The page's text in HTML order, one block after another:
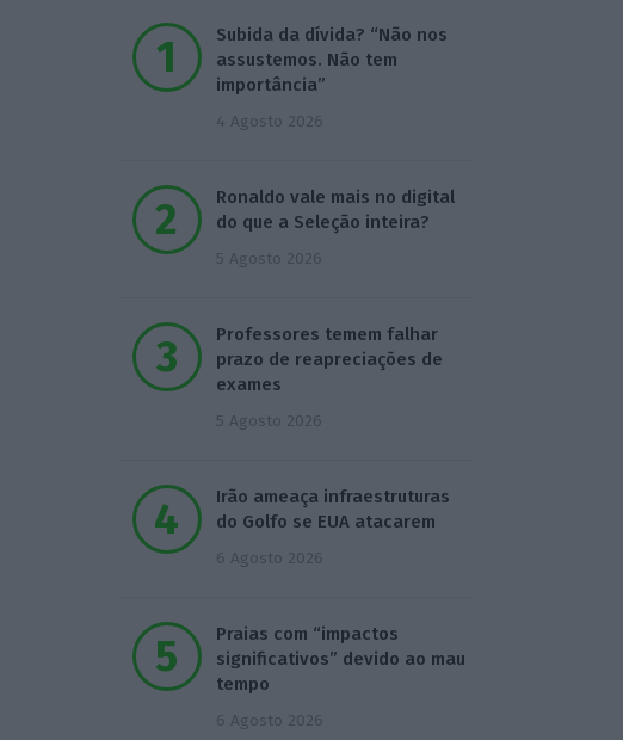
Subida da dívida? “Não nos
assustemos. Não tem
importância”
4 Agosto 2026
Ronaldo vale mais no digital
do que a Seleção inteira?
5 Agosto 2026
Professores temem falhar
prazo de reapreciações de
exames
5 Agosto 2026
Irão ameaça infraestruturas
do Golfo se EUA atacarem
6 Agosto 2026
Praias com “impactos
significativos” devido ao mau
tempo
6 Agosto 2026